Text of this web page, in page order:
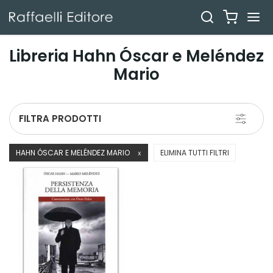
Libreria Hahn Óscar e Meléndez
Mario
Toggle
FILTRA PRODOTTI
HAHN ÓSCAR E MELÉNDEZ MARIO X ELIMINA TUTTI FILTRI